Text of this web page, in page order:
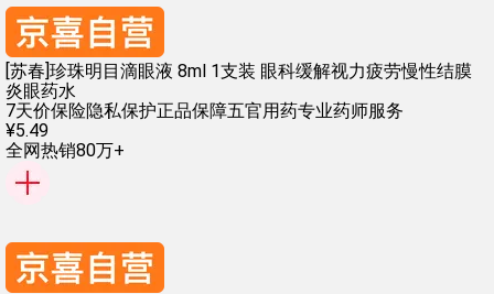
[苏春]珍珠明目滴眼液 8ml 1支装 眼科缓解视力疲劳慢性结膜
炎眼药水
7天价保险隐私保护正品保障五官用药专业药师服务
¥5.49
全网热销80万+